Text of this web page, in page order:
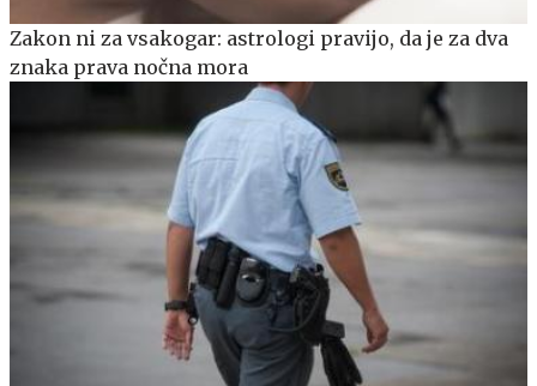
Zakon ni za vsakogar: astrologi pravijo, da je za dva
znaka prava nočna mora